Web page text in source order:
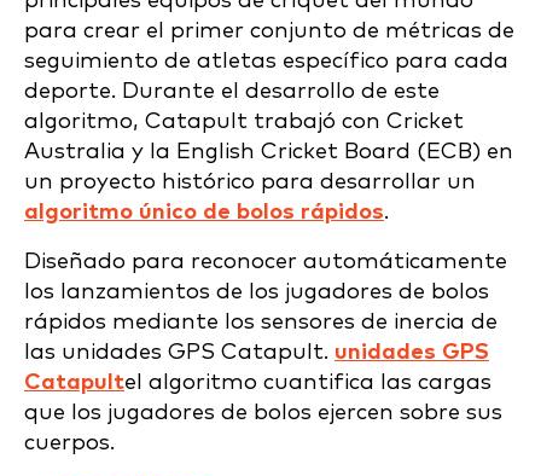
para crear el primer conjunto de métricas de
seguimiento de atletas específico para cada
deporte. Durante el desarrollo de este
algoritmo, Catapult trabajó con Cricket
Australia y la English Cricket Board (ECB) en
un proyecto histórico para desarrollar un
algoritmo único de bolos rápidos.
Diseñado para reconocer automáticamente
los lanzamientos de los jugadores de bolos
rápidos mediante los sensores de inercia de
las unidades GPS Catapult. unidades GPS
Catapultel algoritmo cuantifica las cargas
que los jugadores de bolos ejercen sobre sus
cuerpos.